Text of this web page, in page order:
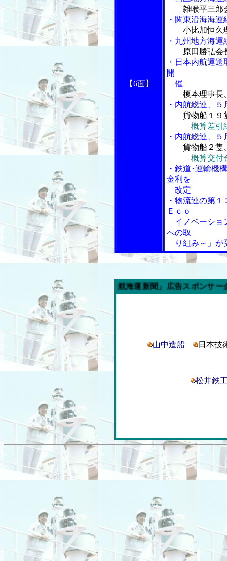
【6面】
雑喉平三郎
・関東沿海海
小比加恒久
・九州地方海
原田勝弘会
・日本内航運
開
催
榎本理事長
・内航総連、
貨物船１９
概算差引
・内航総連、
貨物船２隻
概算交付
・鉄道･運輸機
金利を
改定
・物流連の第
Ｅｃｏ
イノベーショ
への取
り組み～」が
今週の「内航海運新聞」広告スポンサー企業
山中造船 日本
松井鉄